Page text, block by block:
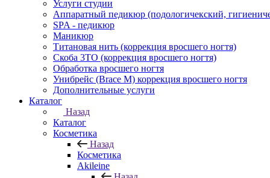
Услуги студии
Аппаратный педикюр (подологичекский,
SPA - педикюр
Маникюр
Титановая нить (коррекция вросшего ногтя)
Скоба 3ТО (коррекция вросшего ногтя)
Обработка вросшего ногтя
Унибрейс (Brace M) коррекция вросшего ногтя
Дополнительные услуги
Каталог
Назад
Каталог
Косметика
Назад
Косметика
Akileine